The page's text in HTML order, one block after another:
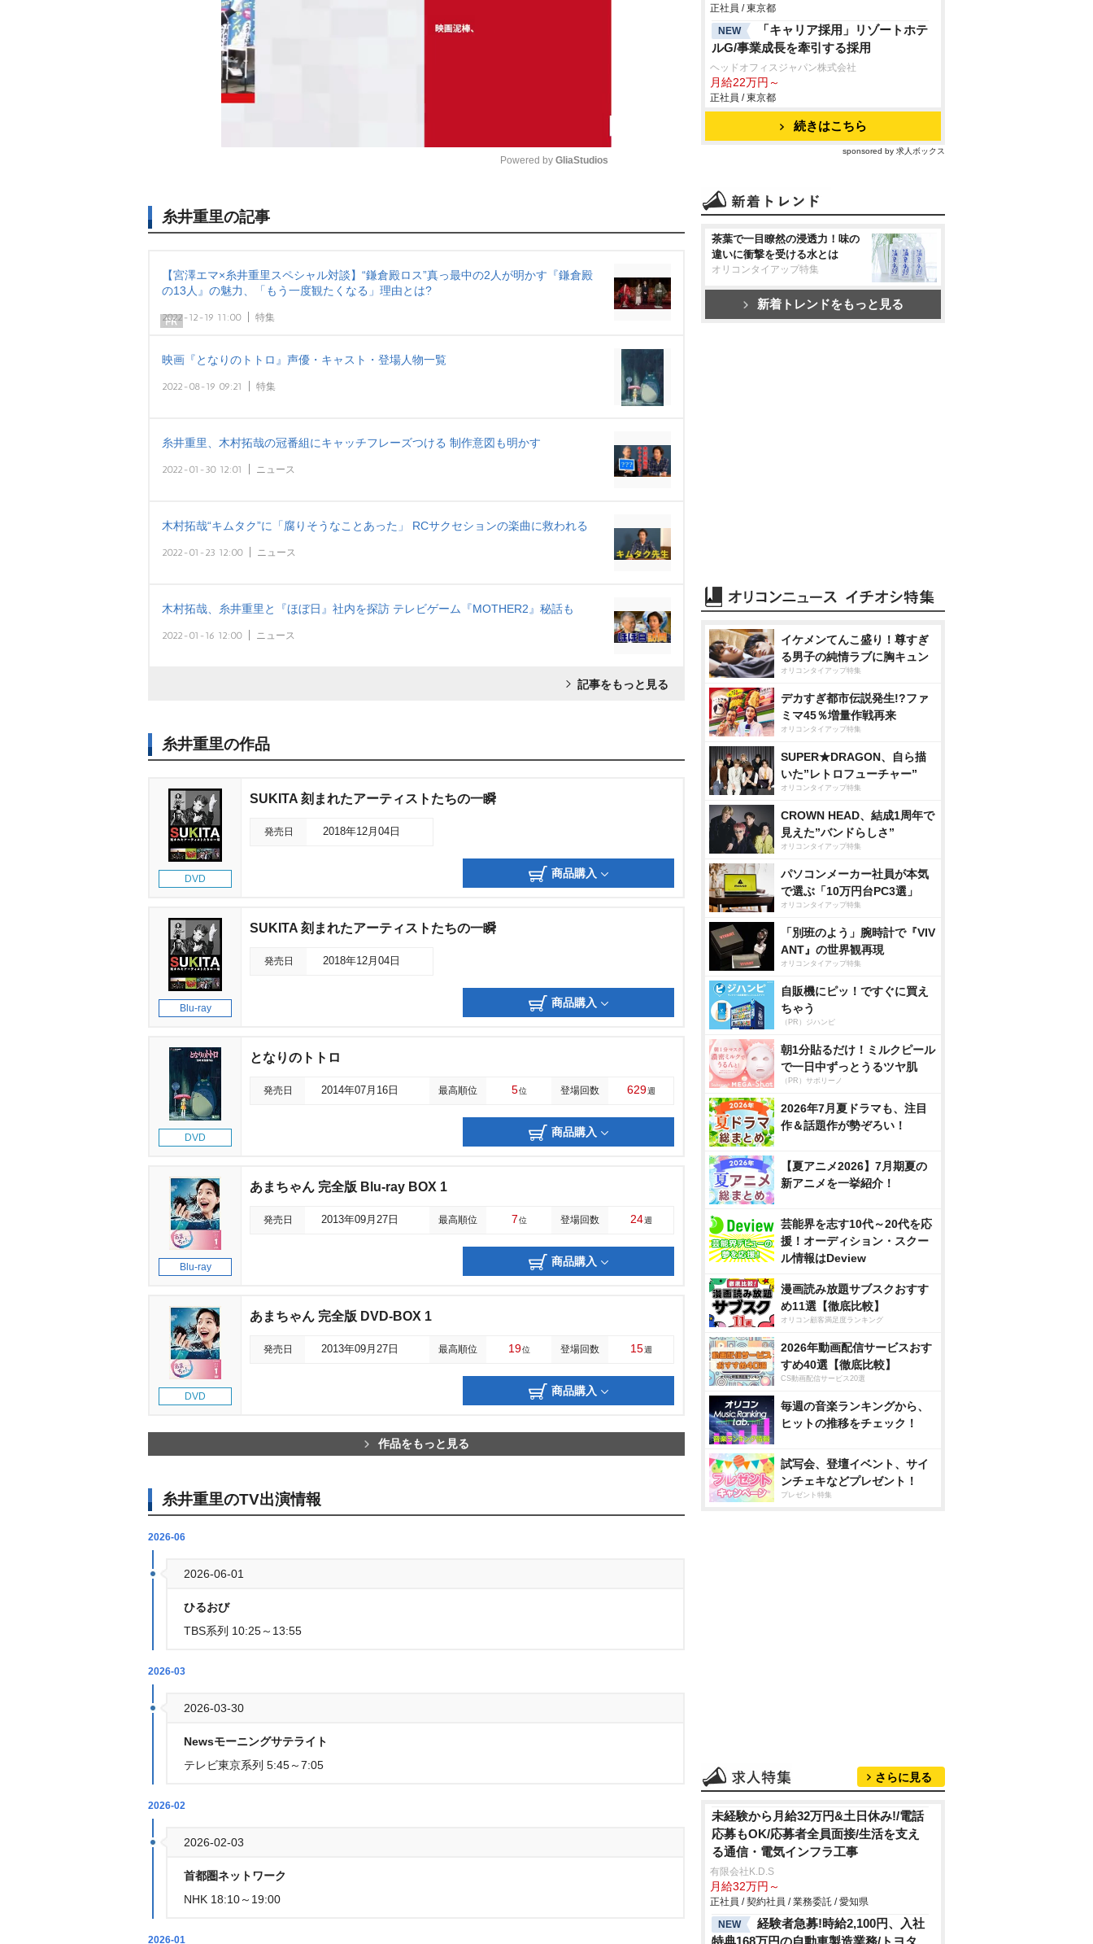
u
e
Powered by GliaStudios
糸井重里の記事
【宮澤エマ×糸井重里スペシャル対談】“鎌倉殿ロス”真っ最中の2人が明かす『鎌倉殿
の13人』の魅力、「もう一度観たくなる」理由とは?
2022-12-19 11:00 特集
映画『となりのトトロ』声優・キャスト・登場人物一覧
2022-08-19 09:21 特集
糸井重里、木村拓哉の冠番組にキャッチフレーズつける 制作意図も明かす
2022-01-30 12:01 ニュース
木村拓哉“キムタク”に「腐りそうなことあった」 RCサクセションの楽曲に救われる
2022-01-23 12:00 ニュース
木村拓哉、糸井重里と『ほぼ日』社内を探訪 テレビゲーム『MOTHER2』秘話も
2022-01-16 12:00 ニュース
記事をもっと見る
糸井重里の作品
DVD
SUKITA 刻まれたアーティストたちの一瞬
発売日 2018年12月04日
商品購入
Blu-ray
SUKITA 刻まれたアーティストたちの一瞬
発売日 2018年12月04日
商品購入
DVD
となりのトトロ
発売日 2014年07月16日 最高順位 5位 登場回数 629週
商品購入
Blu-ray
あまちゃん 完全版 Blu-ray BOX 1
発売日 2013年09月27日 最高順位 7位 登場回数 24週
商品購入
DVD
あまちゃん 完全版 DVD-BOX 1
発売日 2013年09月27日 最高順位 19位 登場回数 15週
商品購入
作品をもっと見る
糸井重里のTV出演情報
2026-06
2026-06-01
ひるおび
TBS系列 10:25～13:55
2026-03
2026-03-30
Newsモーニングサテライト
テレビ東京系列 5:45～7:05
2026-02
2026-02-03
首都圏ネットワーク
NHK 18:10～19:00
2026-01
正社員 / 東京都
NEW
「キャリア採用」リゾートホテ
ルG/事業成長を牽引する採用
ヘッドオフィスジャパン株式会社
月給22万円～
正社員 / 東京都
続きはこちら
sponsored by 求人ボックス
茶葉で一目瞭然の浸透力！味の
違いに衝撃を受ける水とは
オリコンタイアップ特集
新着トレンドをもっと見る
イケメンてんこ盛り！尊すぎ
る男子の純情ラブに胸キュン
オリコンタイアップ特集
デカすぎ都市伝説発生!?ファ
ミマ45％増量作戦再来
オリコンタイアップ特集
SUPER★DRAGON、自ら描
いた”レトロフューチャー”
オリコンタイアップ特集
CROWN HEAD、結成1周年で
見えた”バンドらしさ”
オリコンタイアップ特集
パソコンメーカー社員が本気
で選ぶ「10万円台PC3選」
オリコンタイアップ特集
「別班のよう」腕時計で『VIV
ANT』の世界観再現
オリコンタイアップ特集
自販機にピッ！ですぐに買え
ちゃう
（PR）ジハンピ
朝1分貼るだけ！ミルクピール
で一日中ずっとうるツヤ肌
（PR）サボリーノ
2026年7月夏ドラマも、注目
作＆話題作が勢ぞろい！
【夏アニメ2026】7月期夏の
新アニメを一挙紹介！
芸能界を志す10代～20代を応
援！オーディション・スクー
ル情報はDeview
漫画読み放題サブスクおすす
め11選【徹底比較】
オリコン顧客満足度ランキング
2026年動画配信サービスおす
すめ40選【徹底比較】
CS動画配信サービス20選
毎週の音楽ランキングから、
ヒットの推移をチェック！
試写会、登壇イベント、サイ
ンチェキなどプレゼント！
プレゼント特集
さらに見る
未経験から月給32万円&土日休み!/電話
応募もOK/応募者全員面接/生活を支え
る通信・電気インフラ工事
有限会社K.D.S
月給32万円～
正社員 / 契約社員 / 業務委託 / 愛知県
NEW
経験者急募!時給2,100円、入社
特典168万円の自動車製造業務/トヨタ